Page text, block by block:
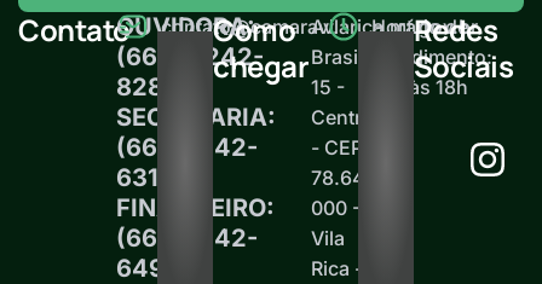
ContatoOUVIDORA:
(66) 99242-
8289
SECRETARIA:
(66)99242-
6313
FINANCEIRO:
(66)99242-
6497
contato@camaravilarica.mt.gov.br
Como
chegar
Av.
Brasil,
15 -
Centro
- CEP
78.645-
000 -
Vila
Rica -
Horário de
atendimento:
12h às 18h
Redes
Sociais